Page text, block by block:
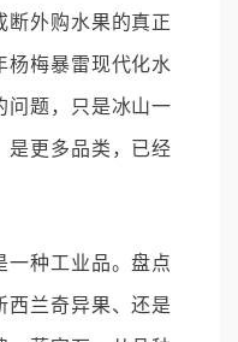
断外购水果的真正
杨梅暴雷现代化水
问题，只是冰山一
是更多品类，已经
一种工业品。盘点
西兰奇异果、还是